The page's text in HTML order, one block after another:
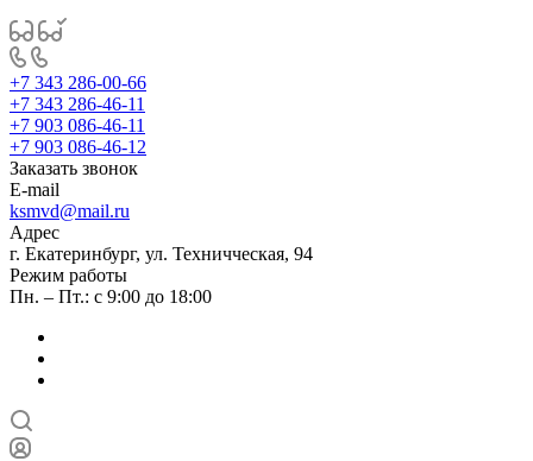
+7 343 286-00-66
+7 343 286-46-11
+7 903 086-46-11
+7 903 086-46-12
Заказать звонок
E-mail
ksmvd@mail.ru
Адрес
г. Екатеринбург, ул. Техничческая, 94
Режим работы
Пн. – Пт.: с 9:00 до 18:00